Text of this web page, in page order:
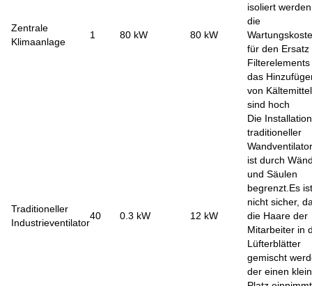
Zentrale
Klimaanlage
1 80 kW 80 kW
isoliert
die
für den Ersatz
das
von Kältemittel
sind hoch
Traditioneller
Industrieventilator
40 0.3 kW 12 kW
Die Installation
traditioneller
ist durch
und Säulen
begrenzt.Es ist
nicht sicher,
die Haare der
Mitarbeiter in
Lüfterblätter
gemischt
der einen